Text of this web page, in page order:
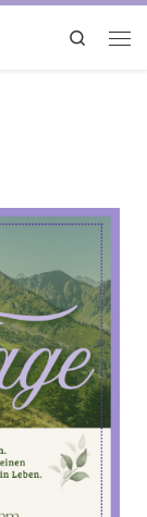
Search